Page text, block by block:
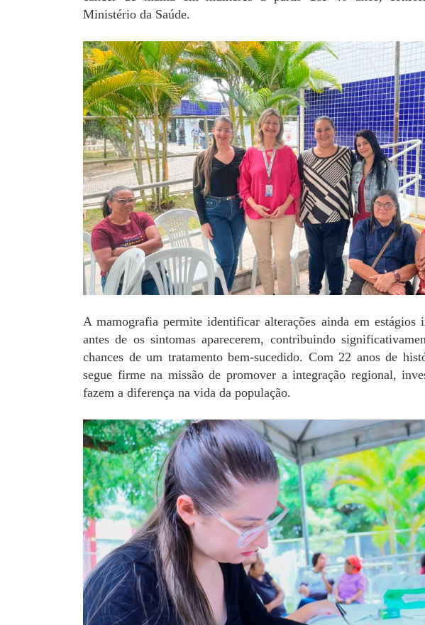
Ministério da Saúde.
A mamografia permite identificar alterações ainda em estágios
antes de os sintomas aparecerem, contribuindo
chances de um tratamento bem-sucedido. Com 22 anos de
segue firme na missão de promover a integração regional,
fazem a diferença na vida da população.